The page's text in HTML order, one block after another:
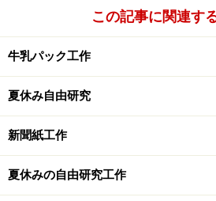
胴部分にするフエルトを準備し
た、本体用フエルトと長さは同じ
す。お好みで、ステッチをいれた
たりします。
この記事に関連す
牛乳パック工作
夏休み自由研究
新聞紙工作
夏休みの自由研究工作